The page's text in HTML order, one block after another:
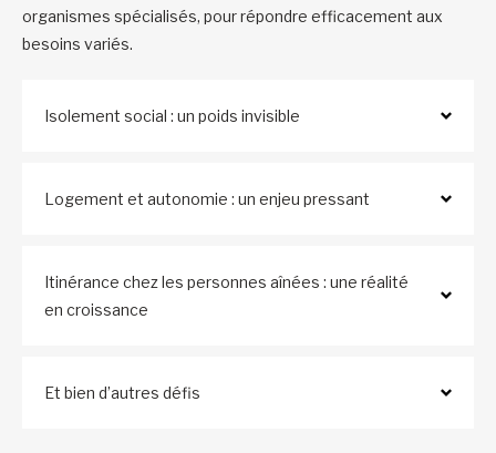
organismes spécialisés, pour répondre efficacement aux
besoins variés.
Isolement social : un poids invisible
Logement et autonomie : un enjeu pressant
Itinérance chez les personnes aînées : une réalité
en croissance
Et bien d’autres défis